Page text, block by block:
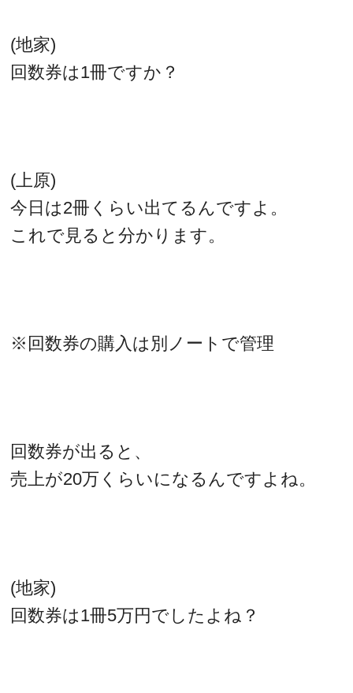
(地家)
回数券は1冊ですか？
(上原)
今日は2冊くらい出てるんですよ。
これで見ると分かります。
※回数券の購入は別ノートで管理
回数券が出ると、
売上が20万くらいになるんですよね。
(地家)
回数券は1冊5万円でしたよね？